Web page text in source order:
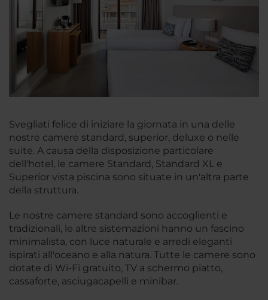
Svegliati felice di iniziare la giornata in una delle
nostre camere standard, superior, deluxe o nelle
suite. A causa della disposizione particolare
dell'hotel, le camere Standard, Standard XL e
Superior vista piscina sono situate in un'altra parte
della struttura.
Le nostre camere standard sono accoglienti e
tradizionali, le altre sistemazioni hanno un fascino
minimalista, con luce naturale e arredi eleganti
ispirati all'oceano e alla natura. Tutte le camere sono
dotate di Wi-Fi gratuito, TV a schermo piatto,
cassaforte, asciugacapelli e minibar.